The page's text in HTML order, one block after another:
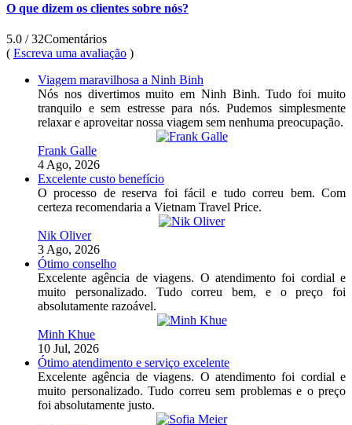
O que dizem os clientes sobre nós?
5.0 / 32Comentários
( Escreva uma avaliação )
Viagem maravilhosa a Ninh Binh
Nós nos divertimos muito em Ninh Binh. Tudo foi muito
tranquilo e sem estresse para nós. Pudemos simplesmente
relaxar e aproveitar nossa viagem sem nenhuma preocupação.
Frank Galle
4 Ago, 2026
Excelente custo benefício
O processo de reserva foi fácil e tudo correu bem. Com
certeza recomendaria a Vietnam Travel Price.
Nik Oliver
3 Ago, 2026
Ótimo conselho
Excelente agência de viagens. O atendimento foi cordial e
muito personalizado. Tudo correu bem, e o preço foi
absolutamente razoável.
Minh Khue
10 Jul, 2026
Ótimo atendimento e serviço excelente
Excelente agência de viagens. O atendimento foi cordial e
muito personalizado. Tudo correu sem problemas e o preço
foi absolutamente justo.